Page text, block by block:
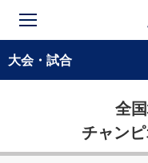
大会・試合
全
チャン